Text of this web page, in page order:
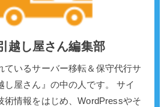
越し屋さん編集部
ているサーバー移転＆保守代行サ
し屋さん』の中の人です。 サイ
術情報をはじめ、WordPressやそ